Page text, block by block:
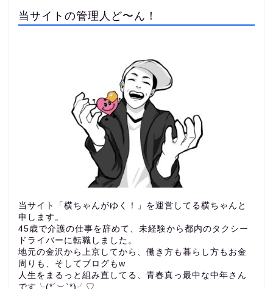
当サイトの管理人ど〜ん！
当サイト「横ちゃんがゆく！」を運営してる横ちゃんと
申します。
45歳で介護の仕事を辞めて、未経験から都内のタクシー
ドライバーに転職しました。
地元の金沢から上京してから、働き方も暮らし方もお金
周りも、 そしてブログもw
人生をまるっと組み直してる、青春真っ最中な中年さん
です╰(*´︶`*)╯♡